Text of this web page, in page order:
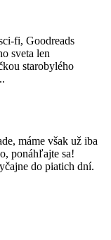
fi, Goodreads
sveta len
starobylého
máme však už iba
ponáhľajte sa!
do piatich dní.